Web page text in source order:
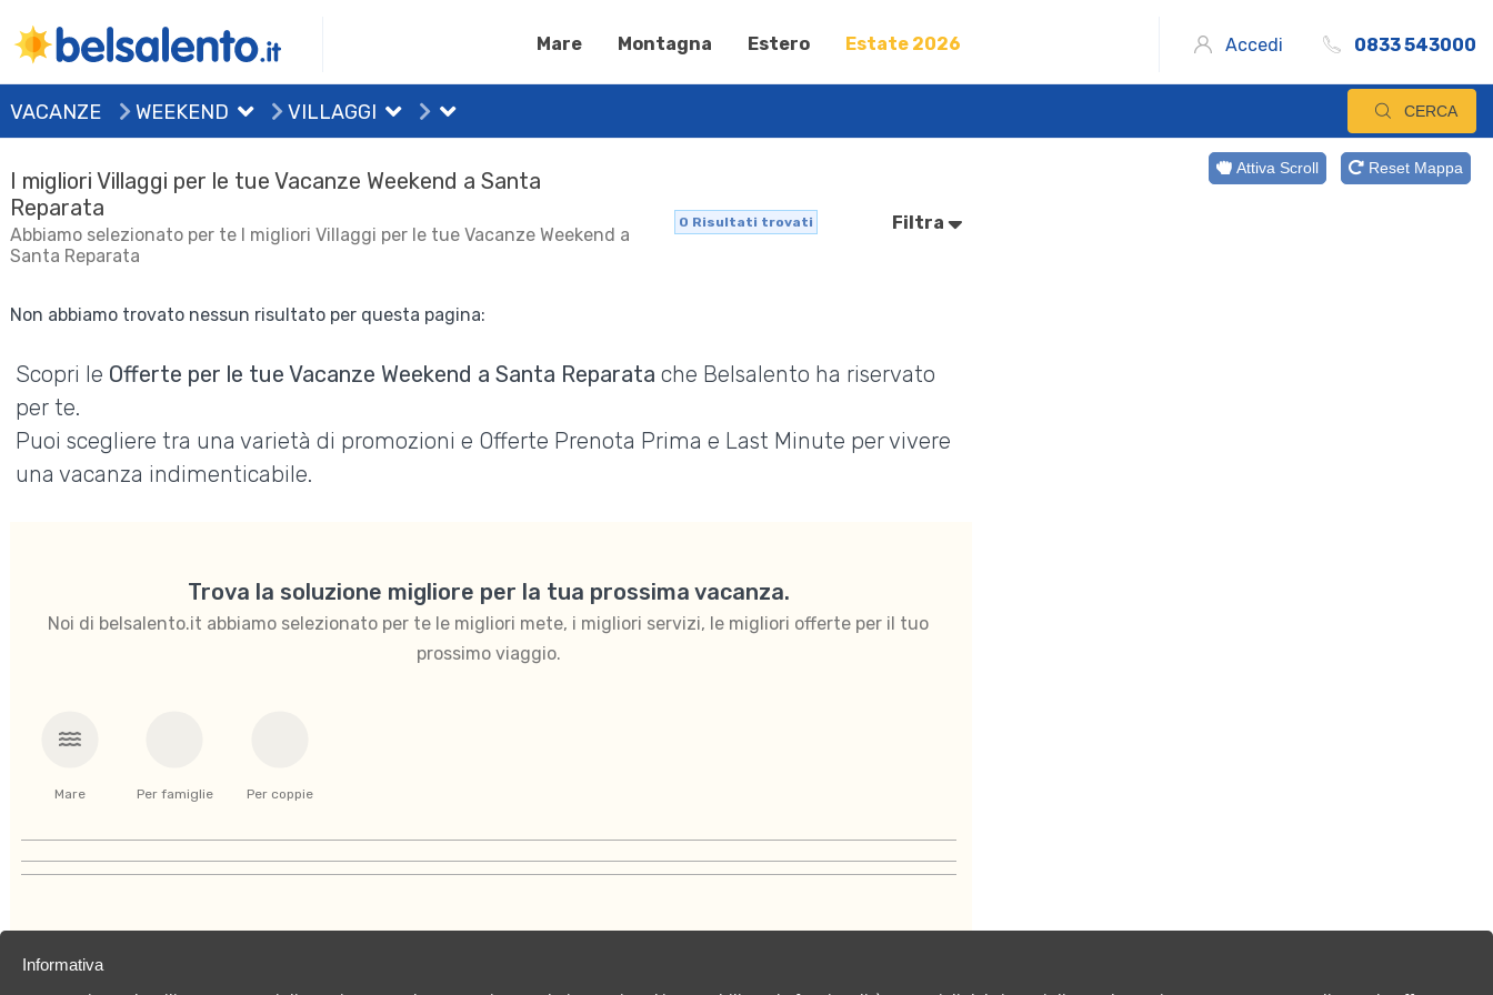
Mare Montagna Estero Estate 2026 Accedi 0833 543000
VACANZE WEEKEND VILLAGGI CERCA
I migliori Villaggi per le tue Vacanze Weekend a Santa
Reparata
Abbiamo selezionato per te I migliori Villaggi per le tue Vacanze Weekend a
Santa Reparata
0 Risultati trovati Filtra
Non abbiamo trovato nessun risultato per questa pagina:
Scopri le Offerte per le tue Vacanze Weekend a Santa Reparata che Belsalento ha riservato
per te.
Puoi scegliere tra una varietà di promozioni e Offerte Prenota Prima e Last Minute per vivere
una vacanza indimenticabile.
Trova la soluzione migliore per la tua prossima vacanza.
Noi di belsalento.it abbiamo selezionato per te le migliori mete, i migliori servizi, le migliori offerte per il tuo
prossimo viaggio.
Mare Per famiglie Per coppie
Attiva Scroll Reset Mappa
Informativa